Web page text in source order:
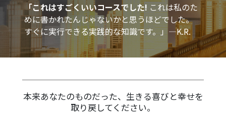
「これはすごくいいコースでした!これは私のた
めに書かれたんじゃないかと思うほどでした。
すぐに実行できる実践的な知識です。」—K.R.
本来あなたのものだった、生きる喜びと幸せを
取り戻してください。